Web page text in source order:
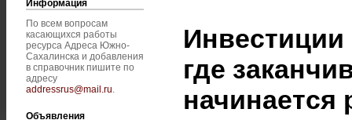
Информация
По всем вопросам
касающихся работы
ресурса Адреса Южно-
Сахалинска и добавления
в справочник пишите по
адресу
addressrus@mail.ru.
Объявления
где